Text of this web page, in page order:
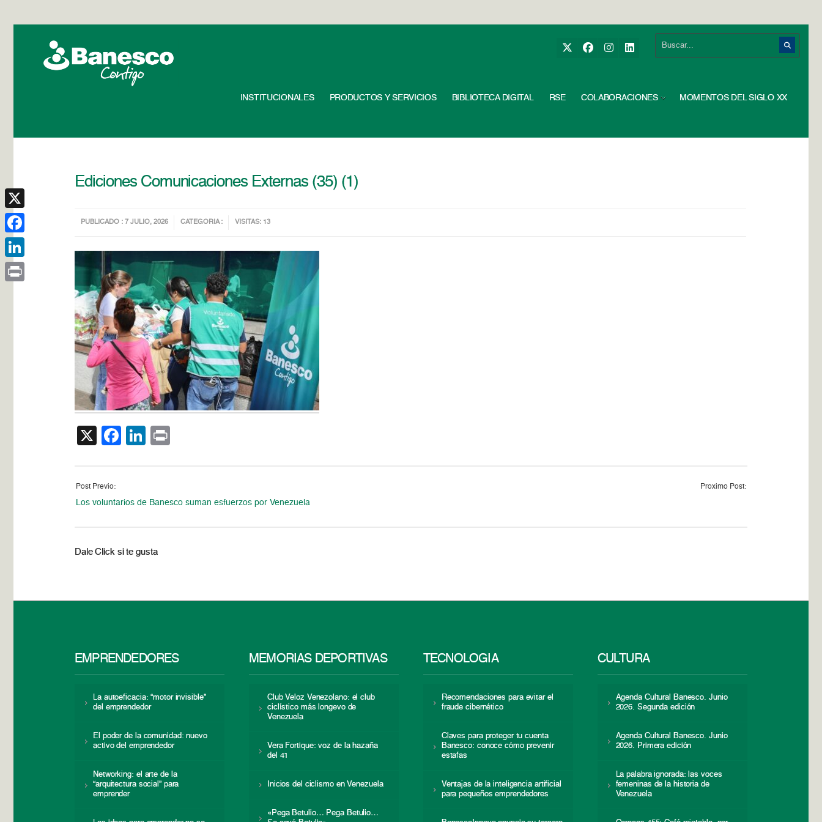
INSTITUCIONALES PRODUCTOS Y SERVICIOS BIBLIOTECA DIGITAL RSE COLABORACIONES MOMENTOS DEL SIGLO XX
Ediciones Comunicaciones Externas (35) (1)
PUBLICADO : 7 JULIO, 2026 CATEGORIA : VISITAS: 13
X Facebook
LinkedIn
Post Previo:
Los voluntarios de Banesco suman esfuerzos por Venezuela
Proximo Post:
Dale Click si te gusta
EMPRENDEDORES
La autoeficacia: “motor invisible”
del emprendedor
El poder de la comunidad: nuevo
activo del emprendedor
Networking: el arte de la
“arquitectura social” para
emprender
MEMORIAS DEPORTIVAS
Club Veloz Venezolano: el club
ciclístico más longevo de
Venezuela
Vera Fortique: voz de la hazaña
del 41
Inicios del ciclismo en Venezuela
«Pega Betulio… Pega Betulio…
TECNOLOGÍA
Recomendaciones para evitar el
fraude cibernético
Claves para proteger tu cuenta
Banesco: conoce cómo prevenir
estafas
Ventajas de la inteligencia artificial
para pequeños emprendedores
CULTURA
Agenda Cultural Banesco. Junio
2026. Segunda edición
Agenda Cultural Banesco. Junio
2026. Primera edición
La palabra ignorada: las voces
femeninas de la historia de
Venezuela
X
Facebook
LinkedIn